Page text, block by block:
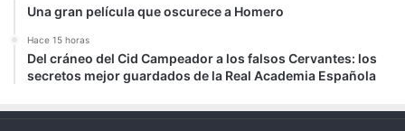
Una gran película que oscurece a Homero
Hace 15 horas
Del cráneo del Cid Campeador a los falsos Cervantes: los
secretos mejor guardados de la Real Academia Española